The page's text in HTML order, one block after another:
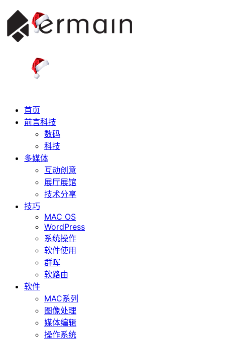
首页
前言科技
数码
科技
多媒体
互动创意
展厅展馆
技术分享
技巧
MAC OS
WordPress
系统操作
软件使用
群晖
软路由
软件
MAC系列
图像处理
媒体编辑
操作系统